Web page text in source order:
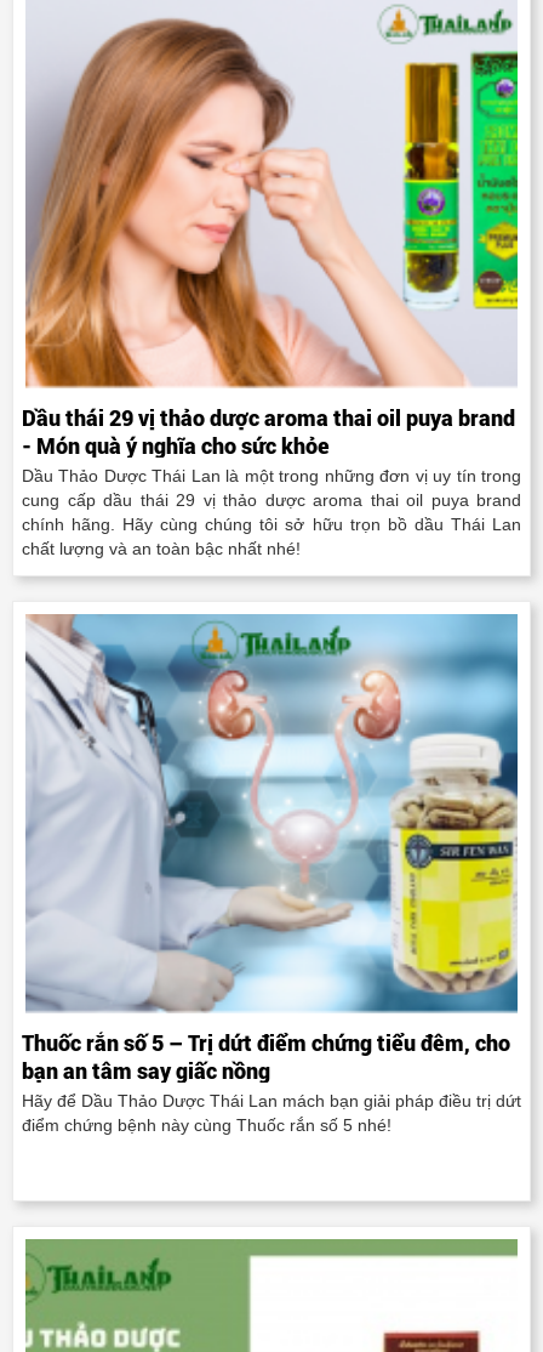
Dầu thái 29 vị thảo dược aroma thai oil puya brand
- Món quà ý nghĩa cho sức khỏe
Dầu Thảo Dược Thái Lan là một trong những đơn vị uy tín trong
cung cấp dầu thái 29 vị thảo dược aroma thai oil puya brand
chính hãng. Hãy cùng chúng tôi sở hữu trọn bồ dầu Thái Lan
chất lượng và an toàn bậc nhất nhé!
Thuốc rắn số 5 – Trị dứt điểm chứng tiểu đêm, cho
bạn an tâm say giấc nồng
Hãy để Dầu Thảo Dược Thái Lan mách bạn giải pháp điều trị dứt
điểm chứng bệnh này cùng Thuốc rắn số 5 nhé!